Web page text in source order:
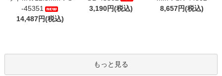
-45351
14,487円(税込)
3,190円(税込)
8,657円(税込)
もっと見る